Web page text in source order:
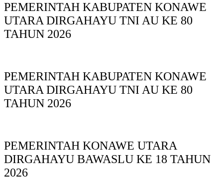
PEMERINTAH KABUPATEN KONAWE
UTARA DIRGAHAYU TNI AU KE 80
TAHUN 2026
PEMERINTAH KABUPATEN KONAWE
UTARA DIRGAHAYU TNI AU KE 80
TAHUN 2026
PEMERINTAH KONAWE UTARA
DIRGAHAYU BAWASLU KE 18 TAHUN
2026